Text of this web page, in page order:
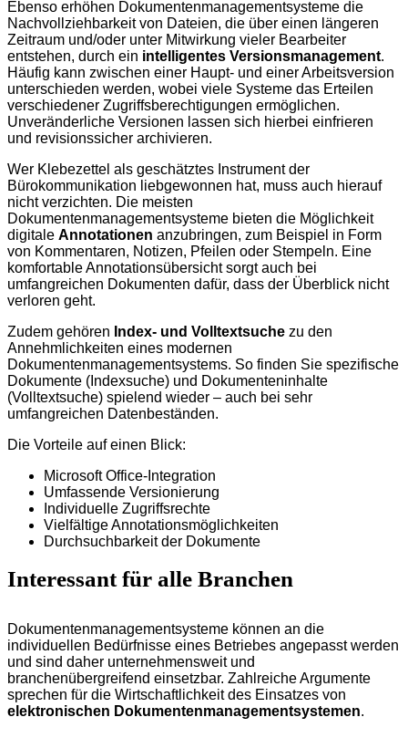
Ebenso erhöhen Dokumentenmanagementsysteme die
Nachvollziehbarkeit von Dateien, die über einen längeren
Zeitraum und/oder unter Mitwirkung vieler Bearbeiter
entstehen, durch ein intelligentes Versionsmanagement.
Häufig kann zwischen einer Haupt- und einer Arbeitsversion
unterschieden werden, wobei viele Systeme das Erteilen
verschiedener Zugriffsberechtigungen ermöglichen.
Unveränderliche Versionen lassen sich hierbei einfrieren
und revisionssicher archivieren.
Wer Klebezettel als geschätztes Instrument der
Bürokommunikation liebgewonnen hat, muss auch hierauf
nicht verzichten. Die meisten
Dokumentenmanagementsysteme bieten die Möglichkeit
digitale Annotationen anzubringen, zum Beispiel in Form
von Kommentaren, Notizen, Pfeilen oder Stempeln. Eine
komfortable Annotationsübersicht sorgt auch bei
umfangreichen Dokumenten dafür, dass der Überblick nicht
verloren geht.
Zudem gehören Index- und Volltextsuche zu den
Annehmlichkeiten eines modernen
Dokumentenmanagementsystems. So finden Sie spezifische
Dokumente (Indexsuche) und Dokumenteninhalte
(Volltextsuche) spielend wieder – auch bei sehr
umfangreichen Datenbeständen.
Die Vorteile auf einen Blick:
Microsoft Office-Integration
Umfassende Versionierung
Individuelle Zugriffsrechte
Vielfältige Annotationsmöglichkeiten
Durchsuchbarkeit der Dokumente
Interessant für alle Branchen
Dokumentenmanagementsysteme können an die
individuellen Bedürfnisse eines Betriebes angepasst werden
und sind daher unternehmensweit und
branchenübergreifend einsetzbar. Zahlreiche Argumente
sprechen für die Wirtschaftlichkeit des Einsatzes von
elektronischen Dokumentenmanagementsystemen.